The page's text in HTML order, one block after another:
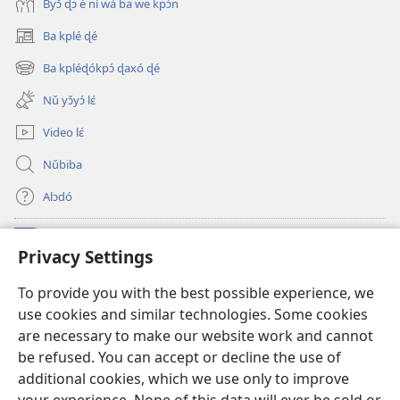
Privacy Settings
To provide you with the best possible experience, we
use cookies and similar technologies. Some cookies
are necessary to make our website work and cannot
be refused. You can accept or decline the use of
additional cookies, which we use only to improve
Ba kplé ɖé
(opens
new
window)
Ba kpléɖókpɔ́ ɖaxó ɖé
(opens
new
window)
Nǔ yɔ̌yɔ́ lɛ́
Video lɛ́
Nǔbiba
Alɔdó
(opens
new
WEMASƐXWETƐN ƐNTƐNƐTI JÍ TƆN Watchtower Tɔn
(opens
new
window)JW Hub
(opens
new
window)JW Library App